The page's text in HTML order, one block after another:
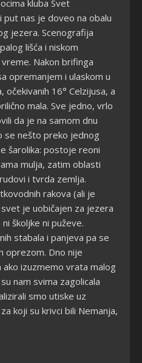
kluba Svet
put nas je doveo na obalu
jezera. Scenografija
lišća i niskom
Nakon brifinga
opremanjem i ulaskom u
16° Celzijusa, a
mala. Sve jedno, vrlo
da je na samom dnu
se nešto preko jednog
šarolika: postoje reoni
mulja, zatim oblasti
i tvrda zemlja.
rakova (ali je
je uobičajen za jezera
školjke ni puževe.
stabala i panjeva pa se
oprezom. Dno nije
izuzmemo vrata malog
nam svima zagolicala
smo utiske uz
koji su krivci bili Nemanja,